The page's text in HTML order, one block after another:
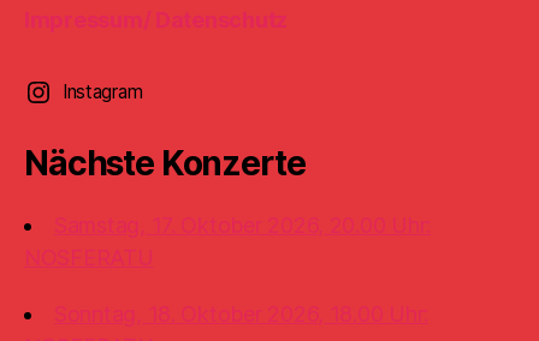
Impressum/ Datenschutz
Instagram
Nächste Konzerte
Samstag, 17. Oktober 2026, 20.00 Uhr:
NOSFERATU
Sonntag, 18. Oktober 2026, 18.00 Uhr: